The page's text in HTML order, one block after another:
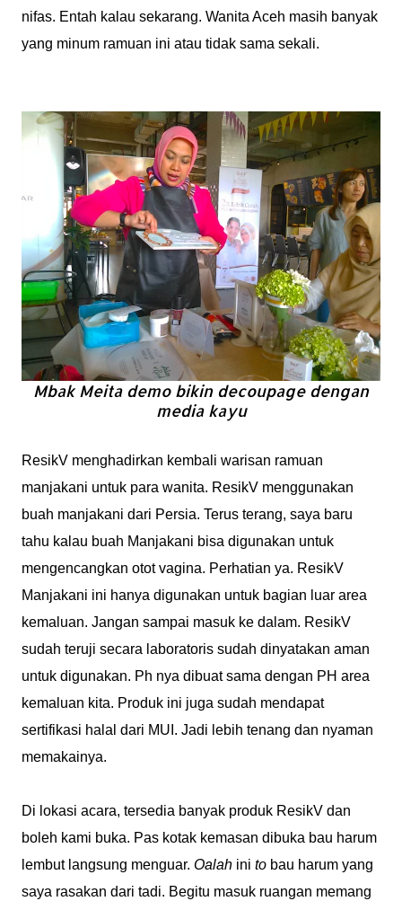
nifas. Entah kalau sekarang. Wanita Aceh masih banyak
yang minum ramuan ini atau tidak sama sekali.
Mbak Meita demo bikin decoupagedengan
media kayu
ResikV menghadirkan kembali warisan ramuan
manjakani untuk para wanita. ResikV menggunakan
buah manjakani dari Persia. Terus terang, saya baru
tahu kalau buah Manjakani bisa digunakan untuk
mengencangkan otot vagina. Perhatian ya. ResikV
Manjakani ini hanya digunakan untuk bagian luar area
kemaluan. Jangan sampai masuk ke dalam. ResikV
sudah teruji secara laboratoris sudah dinyatakan aman
untuk digunakan. Ph nya dibuat sama dengan PH area
kemaluan kita. Produk ini juga sudah mendapat
sertifikasi halal dari MUI. Jadi lebih tenang dan nyaman
memakainya.
Di lokasi acara, tersedia banyak produk ResikV dan
boleh kami buka. Pas kotak kemasan dibuka bau harum
lembut langsung menguar. Oalah ini to bau harum yang
saya rasakan dari tadi. Begitu masuk ruangan memang